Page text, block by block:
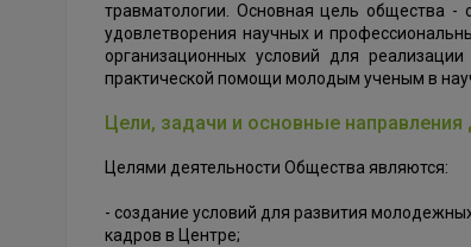
травматологии. Основная цель общества
удовлетворения научных и
организационных условий для
практической помощи молодым ученым в
Цели, задачи и основные
Целями деятельности Общества являются:
- создание условий для развития
кадров в Центре;